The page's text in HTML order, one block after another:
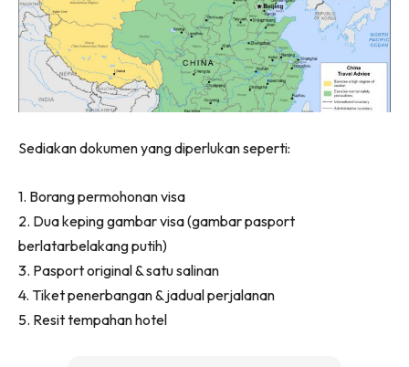
Sediakan dokumen yang diperlukan seperti:
1. Borang permohonan visa
2. Dua keping gambar visa (gambar pasport
berlatarbelakang putih)
3. Pasport original & satu salinan
4. Tiket penerbangan & jadual perjalanan
5. Resit tempahan hotel